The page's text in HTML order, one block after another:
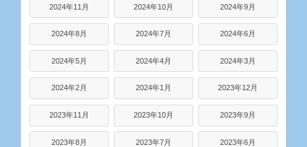
2024年11月 2024年10月 2024年9月
2024年8月 2024年7月 2024年6月
2024年5月 2024年4月 2024年3月
2024年2月 2024年1月 2023年12月
2023年11月 2023年10月 2023年9月
2023年8月 2023年7月 2023年6月